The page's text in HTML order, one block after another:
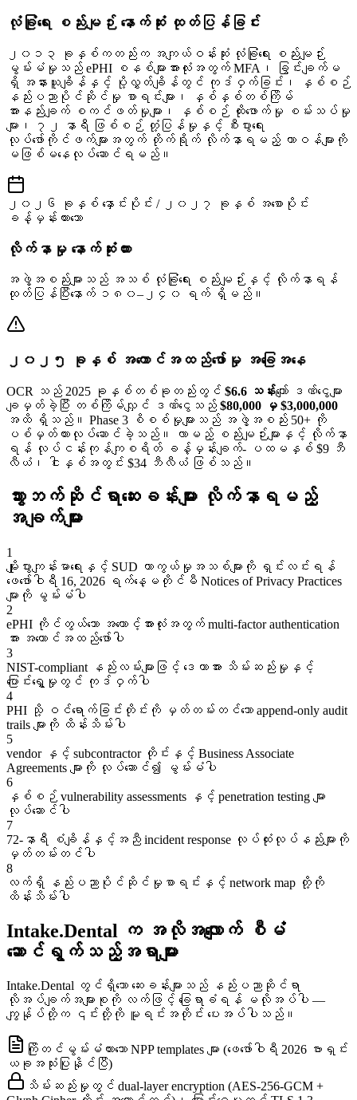
လုံခြုံရေး စည်းမျဉ်း နောက်ဆုံး ထုတ်ပြန်ခြင်း
၂၀၁၃ ခုနှစ်ကတည်းက အကျယ်ဝန်းဆုံး လုံခြုံရေး စည်းမျဉ်း
မွမ်းမံမှုသည် ePHI စနစ်များအားလုံးအတွက် MFA၊ ခြွင်းချက်မ
ရှိ အနားယူချိန်နှင့် ပို့လွှတ်ချိန်တွင် ကုဒ်ဝှက်ခြင်း၊ နှစ်စဉ်
နည်းပညာပိုင်ဆိုင်မှု စာရင်းများ၊ နှစ်နှစ်တစ်ကြိမ်
အားနည်းချက် စကင်ဖတ်မှုများ၊ နှစ်စဉ် ထိုးဖောက်မှု စမ်းသပ်မှု
များ၊ ၇၂ နာရီ ဖြစ်စဉ် တုံ့ပြန်မှုနှင့် စီးပွားရေး
လုပ်ဖော်ကိုင်ဖက်များအတွက် တိုက်ရိုက် လိုက်နာရမည့် တာဝန်များကို
မဖြစ်မနေလုပ်ဆောင်ရမည်။
၂၀၂၆ ခုနှစ် နှောင်းပိုင်း / ၂၀၂၇ ခုနှစ် အစောပိုင်း
ခန့်မှန်းထားသော
လိုက်နာမှု နောက်ဆုံးထား
အဖွဲ့အစည်းများသည် အသစ် လုံခြုံရေး စည်းမျဉ်းနှင့် လိုက်နာရန်
ထုတ်ပြန်ပြီးနောက် ၁၈၀–၂၄၀ ရက် ရှိမည်။
၂၀၂၅ ခုနှစ် အကောင်အထည်ဖော်မှု အခြေအနေ
OCR သည် 2025 ခုနှစ်တစ်ခုတည်းတွင် $6.6 သန်းကျော် ဒဏ်ငွေများ
ချမှတ်ခဲ့ပြီး တစ်ကြိမ်လျှင် ဒဏ်ငွေသည် $80,000 မှ $3,000,000
အထိ ရှိသည်။ Phase 3 စိစစ်မှုများသည် အဖွဲ့အစည်း 50+ ကို
ပစ်မှတ်ထားလုပ်ဆောင်ခဲ့သည်။ လာမည့် စည်းမျဉ်းများနှင့် လိုက်နာ
ရန် လုပ်ငန်းကုန်ကျစရိတ် ခန့်မှန်းချက်- ပထမနှစ် $9 ဘီ
လီယံ၊ ငါးနှစ်အတွင်း $34 ဘီလီယံ ဖြစ်သည်။
သွားဘက်ဆိုင်ရာဆေးခန်းများ လိုက်နာရမည့်
အချက်များ
1
မျိုးပွားကျန်းမာရေးနှင့် SUD ကာကွယ်မှုအသစ်များကို ရှင်းလင်းရန်
ဖေဖော်ဝါရီ 16, 2026 ရက်နေ့မတိုင်မီ Notices of Privacy Practices
များကို မွမ်းမံပါ
2
ePHI ကိုင်တွယ်သော အကောင့်အားလုံးအတွက် multi-factor authentication
အား အကောင်အထည်ဖော်ပါ
3
NIST-compliant နည်းလမ်းများဖြင့် ဒေတာအား သိမ်းဆည်းမှုနှင့်
ပြောင်းရွှေ့မှုတွင် ကုဒ်ဝှက်ပါ
4
PHI သို့ ဝင်ရောက်ခြင်းတိုင်းကို မှတ်တမ်းတင်သော append-only audit
trails များကို ထိန်းသိမ်းပါ
5
vendor နှင့် subcontractor တိုင်းနှင့် Business Associate
Agreements များကို လုပ်ဆောင်၍ မွမ်းမံပါ
6
နှစ်စဉ် vulnerability assessments နှင့် penetration testing များ
လုပ်ဆောင်ပါ
7
72-နာရီ စံချိန်နှင့်အညီ incident response လုပ်ထုံးလုပ်နည်းများကို
မှတ်တမ်းတင်ပါ
8
လက်ရှိ နည်းပညာပိုင်ဆိုင်မှုစာရင်းနှင့် network map တို့ကို
ထိန်းသိမ်းပါ
Intake.Dental က အလိုအလျောက် စီမံ
ဆောင်ရွက်သည့်အရာများ
Intake.Dental တွင်ရှိသော ဆေးခန်းများသည် နည်းပညာဆိုင်ရာ
လိုအပ်ချက်အများစုကို လက်ဖြင့် ခြေရာခံရန် မလိုအပ်ပါ —
ကျွန်ုပ်တို့က ၎င်းတို့ကို မူရင်းအတိုင်း ပေးအပ်ပါသည်။
ကြိုတင်မွမ်းမံထားသော NPP templates များ (ဖေဖော်ဝါရီ 2026 ဗားရှင်း
ယခုအသုံးပြုနိုင်ပြီ)
သိမ်းဆည်းမှုတွင် dual-layer encryption (AES-256-GCM +